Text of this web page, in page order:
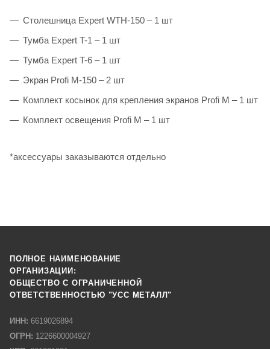
Столешница Expert WTН-150 – 1 шт
Тумба Expert T-1 – 1 шт
Тумба Expert T-6 – 1 шт
Экран Profi M-150 – 2 шт
Комплект косынок для крепления экранов Profi M – 1 шт
Комплект освещения Profi M – 1 шт
*аксессуары заказываются отдельно
ПОЛНОЕ НАИМЕНОВАНИЕ
ОРГАНИЗАЦИИ:
ОБЩЕСТВО С ОГРАНИЧЕННОЙ
ОТВЕТСТВЕННОСТЬЮ "УСС МЕТАЛЛ"
ИНН: 6619026894
ОГРН: 1226600004927